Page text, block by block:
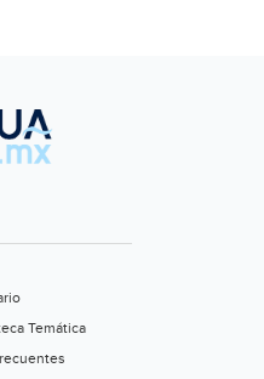
Temática